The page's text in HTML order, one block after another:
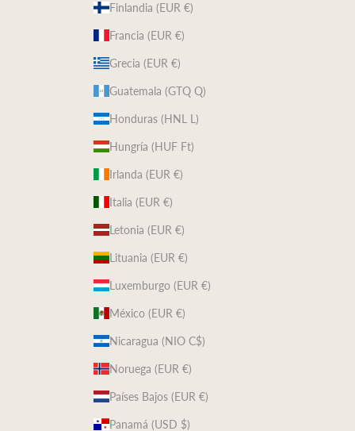
Finlandia (EUR €)
Francia (EUR €)
Grecia (EUR €)
Guatemala (GTQ Q)
Honduras (HNL L)
Hungría (HUF Ft)
Irlanda (EUR €)
Italia (EUR €)
Letonia (EUR €)
Lituania (EUR €)
Luxemburgo (EUR €)
México (EUR €)
Nicaragua (NIO C$)
Noruega (EUR €)
Países Bajos (EUR €)
Panamá (USD $)